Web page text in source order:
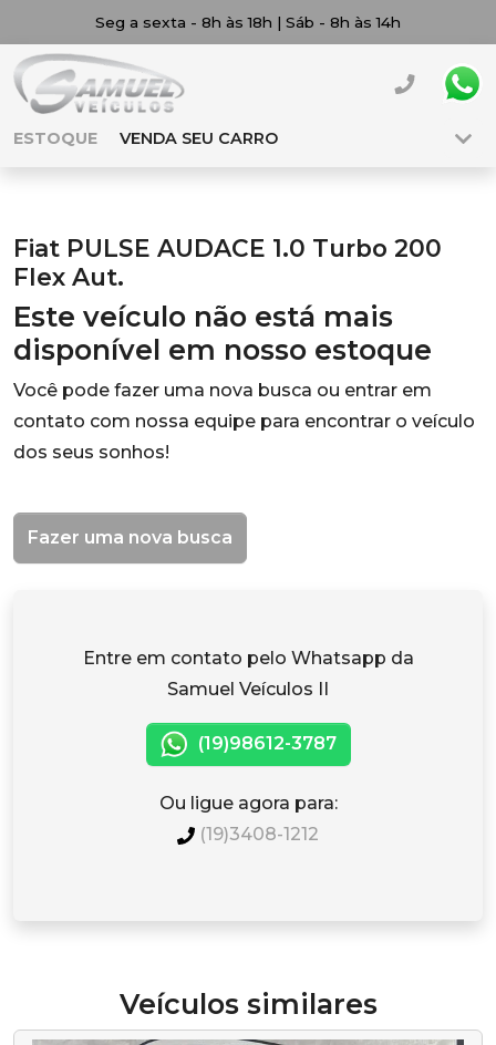
Seg a sexta - 8h às 18h | Sáb - 8h às 14h
ESTOQUE VENDA SEU CARRO
Fiat PULSE AUDACE 1.0 Turbo 200
Flex Aut.
Este veículo não está mais
disponível em nosso estoque
Você pode fazer uma nova busca ou entrar em
contato com nossa equipe para encontrar o veículo
dos seus sonhos!
Fazer uma nova busca
Entre em contato pelo Whatsapp da
Samuel Veículos II
(19)98612-3787
Ou ligue agora para:
(19)3408-1212
Veículos similares